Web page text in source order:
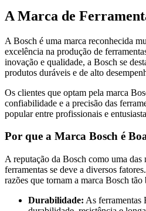
A Marca de
A Bosch é uma marca reconhecida
excelência na produção de
inovação e qualidade, a Bosch se
produtos duráveis e de alto
Os clientes que optam pela marca
confiabilidade e a precisão das
popular entre profissionais e
Por que a Marca Bosch é
A reputação da Bosch como uma das
ferramentas se deve a diversos
razões que tornam a marca Bosch tão
Durabilidade: As ferramentas